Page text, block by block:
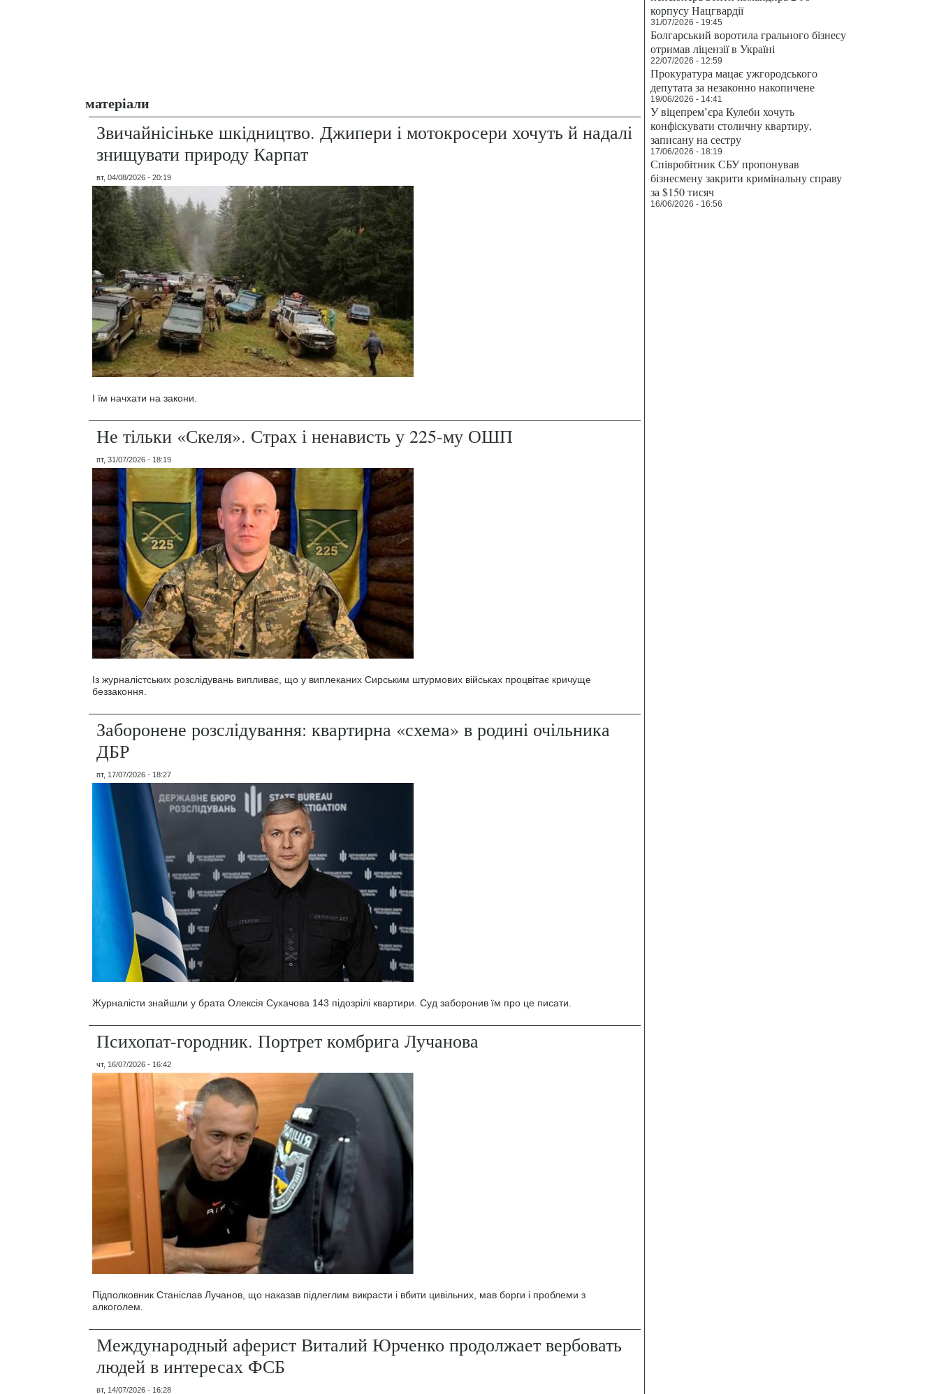
матеріали
Звичайнісіньке шкідництво. Джипери і мотокросери хочуть й надалі
знищувати природу Карпат
вт, 04/08/2026 - 20:19
І їм начхати на закони.
Не тільки «Скеля». Страх і ненависть у 225-му ОШП
пт, 31/07/2026 - 18:19
Із журналістських розслідувань випливає, що у виплеканих Сирським штурмових військах процвітає кричуще
беззаконня.
Заборонене розслідування: квартирна «схема» в родині очільника
ДБР
пт, 17/07/2026 - 18:27
Журналісти знайшли у брата Олексія Сухачова 143 підозрілі квартири. Суд заборонив їм про це писати.
Психопат-городник. Портрет комбрига Лучанова
чт, 16/07/2026 - 16:42
Підполковник Станіслав Лучанов, що наказав підлеглим викрасти і вбити цивільних, мав борги і проблеми з
алкоголем.
Международный аферист Виталий Юрченко продолжает вербовать
людей в интересах ФСБ
вт, 14/07/2026 - 16:28
корпусу Нацгвардії
31/07/2026 - 19:45
Болгарський воротила грального бізнесу
отримав ліцензії в Україні
22/07/2026 - 12:59
Прокуратура мацає ужгородського
депутата за незаконно накопичене
19/06/2026 - 14:41
У віцепрем’єра Кулеби хочуть
конфіскувати столичну квартиру,
записану на сестру
17/06/2026 - 18:19
Співробітник СБУ пропонував
бізнесмену закрити кримінальну справу
за $150 тисяч
16/06/2026 - 16:56